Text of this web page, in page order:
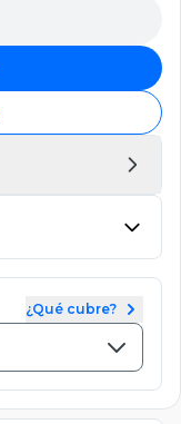
¿Qué cubre?